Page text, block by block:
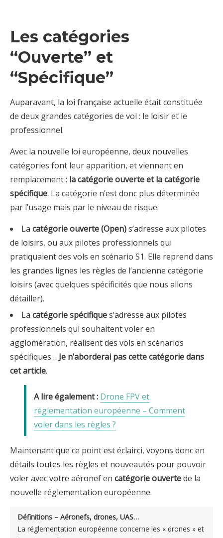
Les catégories
“Ouverte” et
“Spécifique”
Auparavant, la loi française actuelle était constituée
de deux grandes catégories de vol : le loisir et le
professionnel.
Avec la nouvelle loi européenne, deux nouvelles
catégories font leur apparition, et viennent en
remplacement : la catégorie ouverte et la catégorie
spécifique. La catégorie n’est donc plus déterminée
par l’usage mais par le niveau de risque.
La catégorie ouverte (Open)s’adresse aux pilotes
de loisirs, ou aux pilotes professionnels qui
pratiquaient des vols en scénario S1. Elle reprend dans
les grandes lignes les règles de l’ancienne catégorie
loisirs (avec quelques spécificités que nous allons
détailler).
La catégorie spécifiques’adresse aux pilotes
professionnels qui souhaitent voler en
agglomération, réalisent des vols en scénarios
spécifiques… Je n’aborderai pas cette catégorie dans
cet article.
Drone FPV et
réglementation européenne – Comment
voler dans les règles ?
Maintenant que ce point est éclairci, voyons donc en
détails toutes les règles et nouveautés pour pouvoir
voler avec votre aéronef en catégorie ouvertede la
nouvelle réglementation européenne.
Définitions – Aéronefs, drones, UAS…
La réglementation européenne concerne les « drones » et